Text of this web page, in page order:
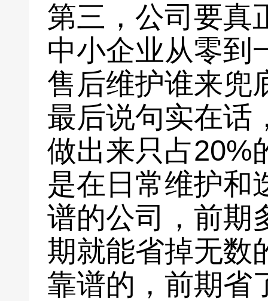
第三，公司要真
中小企业从零到
售后维护谁来兜
最后说句实在话
做出来只占20%
是在日常维护和
谱的公司，前期
期就能省掉无数
靠谱的，前期省